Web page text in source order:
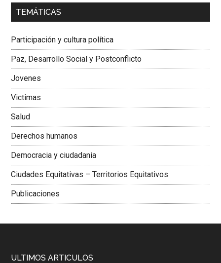
00:00 01:04
Dra. Carolina Corcho Mejía,Presidenta Corporación
Colombiana
TEMÁTICAS
Participación y cultura política
Paz, Desarrollo Social y Postconflicto
Jovenes
Victimas
Salud
Derechos humanos
Democracia y ciudadania
Ciudades Equitativas – Territorios Equitativos
Publicaciones
ULTIMOS ARTICULOS